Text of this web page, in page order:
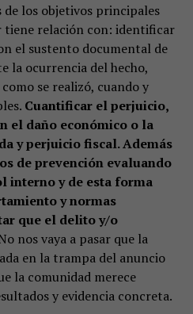
de los objetivos principales
tiene relación con: identificar
el sustento documental de
la ocurrencia del hecho,
se realizó, cuando y
Cuantificar el perjuicio,
el daño económico o la
y perjuicio fiscal. Además
de prevención evaluando
interno y de esta forma
y normas
que el delito y/o
nos vaya a pasar que la
en la trampa del anuncio
la comunidad merece
y evidencia concreta.